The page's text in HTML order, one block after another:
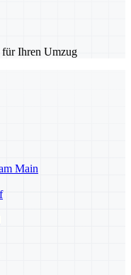
für Ihren Umzug
Main